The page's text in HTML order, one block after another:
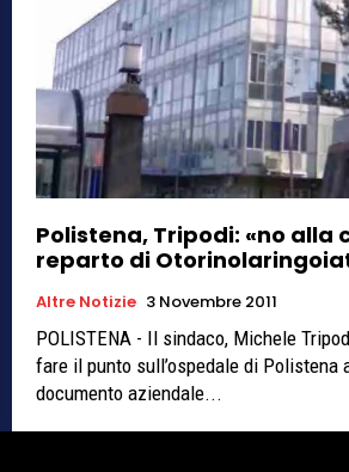
Polistena, Tripodi: «no alla
reparto di
Altre Notizie 3 Novembre 2011
POLISTENA - Il sindaco, Michele
fare il punto sull’ospedale di Polistena
documento aziendale...